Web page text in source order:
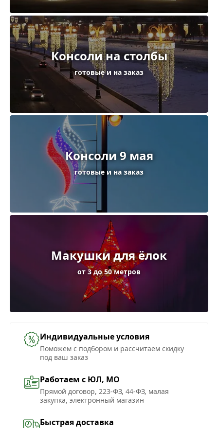
Консоли на столбы
готовые и на заказ
Консоли 9 мая
готовые и на заказ
Макушки для ёлок
от 3 до 50 метров
Индивидуальные условия
Поможем с подбором и рассчитаем скидку
под ваш заказ
Работаем с ЮЛ, МО
Прямой договор, 223-ФЗ, 44-ФЗ, малая
закупка, электронный магазин
Быстрая доставка